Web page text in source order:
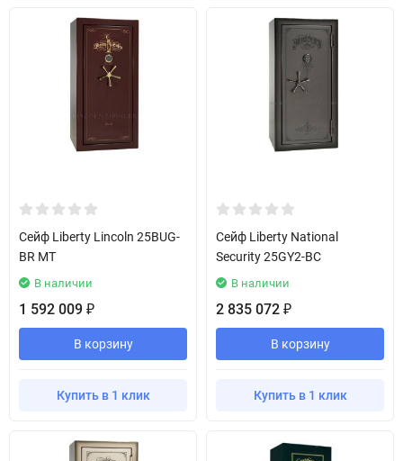
Сейф Liberty Lincoln 25BUG-
BR MT
В наличии
1 592 009 ₽
В корзину
Купить в 1 клик
Сейф Liberty National
Security 25GY2-BC
В наличии
2 835 072 ₽
В корзину
Купить в 1 клик